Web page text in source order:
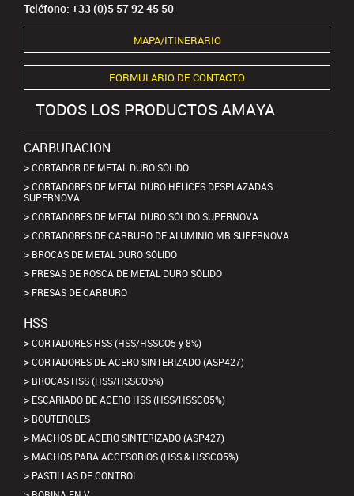
Teléfono: +33 (0)5 57 92 45 50
MAPA/ITINERARIO
FORMULARIO DE CONTACTO
TODOS LOS PRODUCTOS AMAYA
CARBURACION
CORTADOR DE METAL DURO SÓLIDO
CORTADORES DE METAL DURO HÉLICES DESPLAZADAS
SUPERNOVA
CORTADORES DE METAL DURO SÓLIDO SUPERNOVA
CORTADORES DE CARBURO DE ALUMINIO MB SUPERNOVA
BROCAS DE METAL DURO SÓLIDO
FRESAS DE ROSCA DE METAL DURO SÓLIDO
FRESAS DE CARBURO
HSS
CORTADORES HSS (HSS/HSSCO5 y 8%)
CORTADORES DE ACERO SINTERIZADO (ASP427)
BROCAS HSS (HSS/HSSCO5%)
ESCARIADO DE ACERO HSS (HSS/HSSCO5%)
BOUTEROLES
MACHOS DE ACERO SINTERIZADO (ASP427)
MACHOS PARA ACCESORIOS (HSS & HSSCO5%)
PASTILLAS DE CONTROL